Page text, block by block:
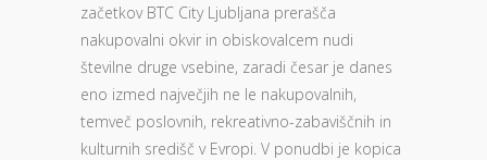
začetkov BTC City Ljubljana prerašča
nakupovalni okvir in obiskovalcem nudi
številne druge vsebine, zaradi česar je danes
eno izmed največjih ne le nakupovalnih,
temveč poslovnih, rekreativno-zabaviščnih in
kulturnih središč v Evropi. V ponudbi je kopica